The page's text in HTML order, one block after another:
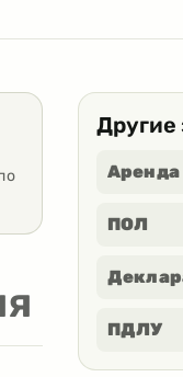
Другие
Аренда
ПОЛ
ПДЛУ